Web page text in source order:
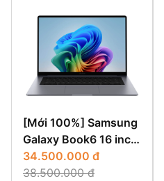
[Mới 100%] Samsung
Galaxy Book6 16 inch
(2026) Copilot+ PC -
Core Ultra 7 355,
34.500.000 đ
38.500.000 đ